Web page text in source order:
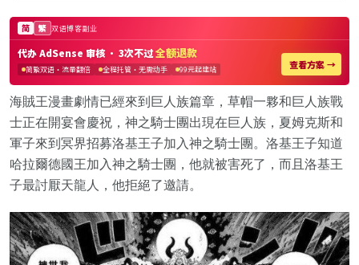
海賊王漫畫劇情已經來到巨人族篇章，草帽一夥和巨人族戰
士正在開宴會慶祝，神之騎士團出現在巨人族，夏姆克斯和
軍子來到冥界招募洛基王子加入神之騎士團。洛基王子知道
哈拉爾德國王加入神之騎士團，他就被害死了，而且洛基王
子最討厭天龍人，他拒絕了邀請。